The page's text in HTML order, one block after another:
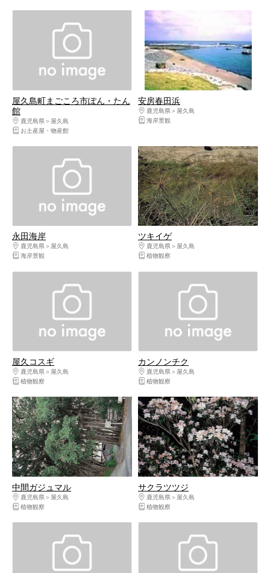
屋久島町まごころ市ぽん・たん
館
鹿児島県
屋久島
お土産屋・物産館
安房春田浜
鹿児島県
屋久島
海岸景観
永田海岸
鹿児島県
屋久島
海岸景観
ツキイゲ
鹿児島県
屋久島
植物観察
屋久コスギ
鹿児島県
屋久島
植物観察
カンノンチク
鹿児島県
屋久島
植物観察
中間ガジュマル
鹿児島県
屋久島
植物観察
サクラツツジ
鹿児島県
屋久島
植物観察